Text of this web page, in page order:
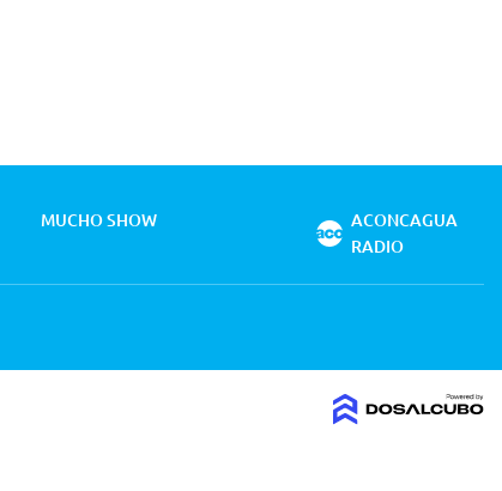
MUCHO SHOW
ACONCAGUA
RADIO